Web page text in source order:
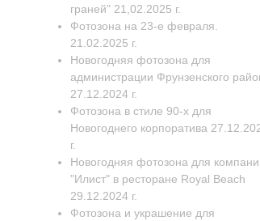
граней" 21,02.2025 г.
Фотозона на 23-е февраля.
21.02.2025 г.
Новогодняя фотозона для
администрации Фрунзенского
27.12.2024 г.
Фотозона в стиле 90-х для
Новогоднего корпоратива
г.
Новогодняя фотозона для
"Илист" в ресторане Royal Beach
29.12.2024 г.
Фотозона и украшение для